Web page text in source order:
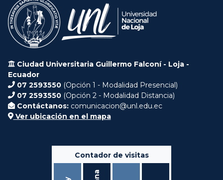
Ciudad Universitaria Guillermo Falconí - Loja -
Ecuador
07 2593550 (Opción 1 - Modalidad Presencial)
07 2593550 (Opción 2 - Modalidad Distancia)
Contáctanos: comunicacion@unl.edu.ec
Ver ubicación en el mapa
Contador de visitas